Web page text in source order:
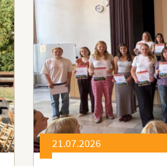
21.07.2026